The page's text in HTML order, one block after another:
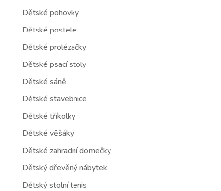
Dětské pohovky
Dětské postele
Dětské prolézačky
Dětské psací stoly
Dětské sáně
Dětské stavebnice
Dětské tříkolky
Dětské věšáky
Dětské zahradní domečky
Dětský dřevěný nábytek
Dětský stolní tenis